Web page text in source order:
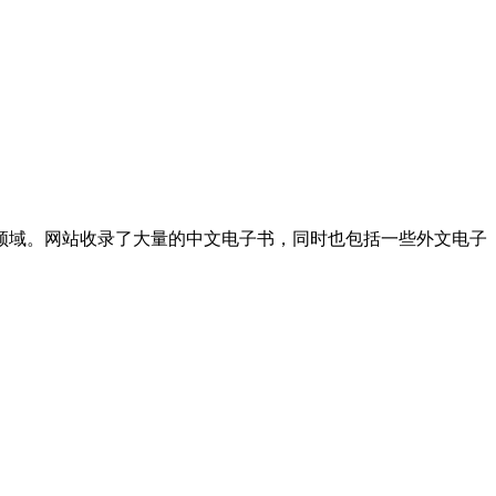
。网站收录了大量的中文电子书，同时也包括一些外文电子